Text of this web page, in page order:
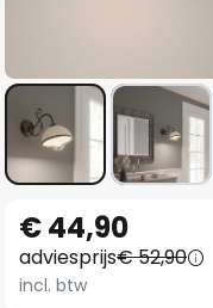
naar
het
begin
€ 44,90
adviesprijs€ 52,90
incl. btw